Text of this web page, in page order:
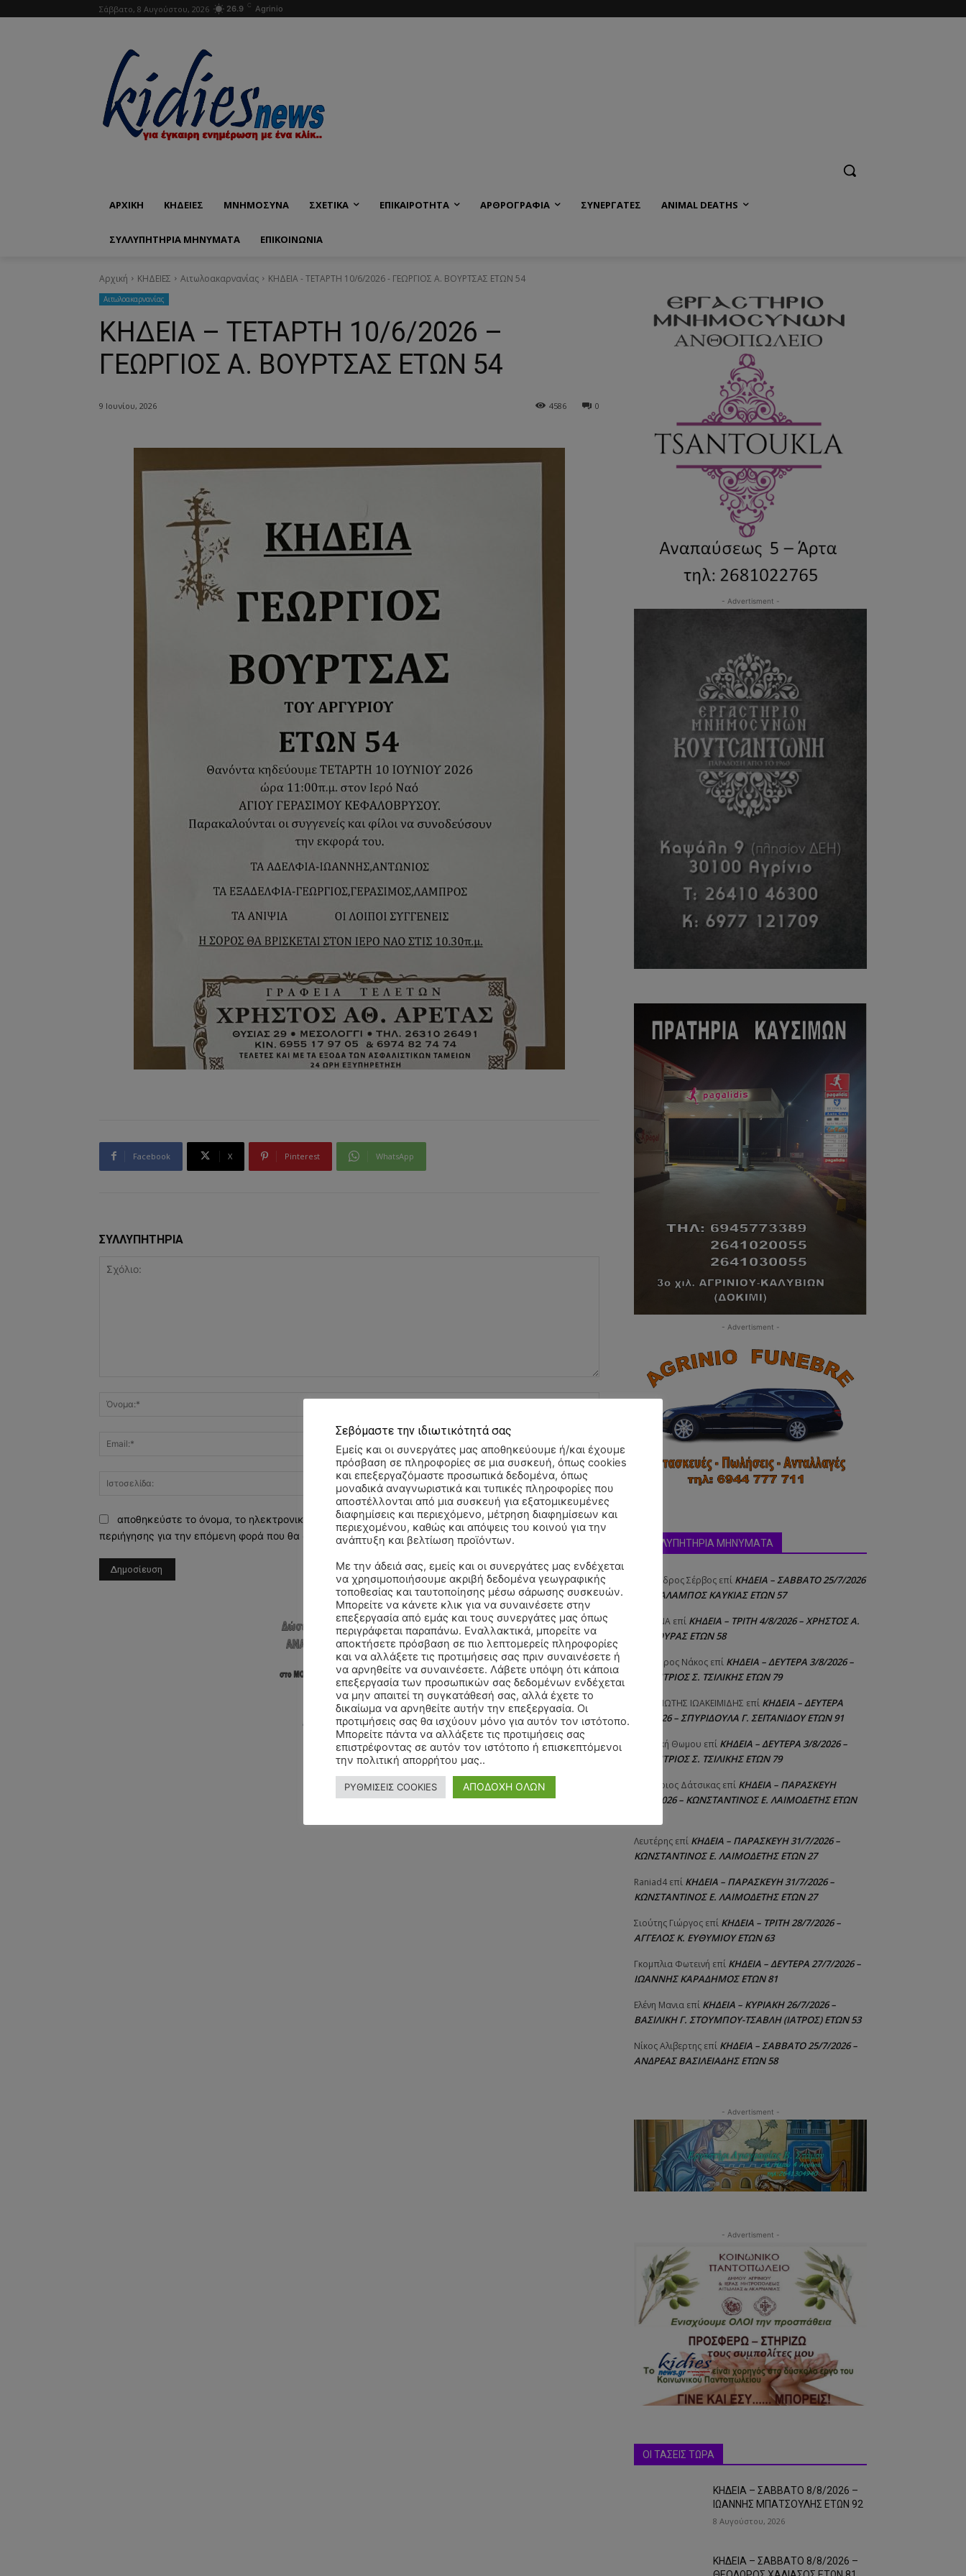
Σάββατο, 8 Αυγούστου, 2026 26.9 C Agrinio
ΑΡΧΙΚΗ ΚΗΔΕΙΕΣ ΜΝΗΜΟΣΥΝΑ ΣΧΕΤΙΚΑ ΕΠΙΚΑΙΡΟΤΗΤΑ ΑΡΘΡΟΓΡΑΦΙΑ ΣΥΝΕΡΓΑΤΕΣ ANIMAL DEATHS
ΣΥΛΛΥΠΗΤΗΡΙΑ ΜΗΝΥΜΑΤΑ ΕΠΙΚΟΙΝΩΝΊΑ
Αρχική ΚΗΔΕΙΕΣ Aιτωλοακαρνανίας ΚΗΔΕΙΑ - ΤΕΤΑΡΤΗ 10/6/2026 - ΓΕΩΡΓΙΟΣ Α. ΒΟΥΡΤΣΑΣ ΕΤΩΝ 54
Aιτωλοακαρνανίας
ΚΗΔΕΙΑ – ΤΕΤΑΡΤΗ 10/6/2026 –
ΓΕΩΡΓΙΟΣ Α. ΒΟΥΡΤΣΑΣ ΕΤΩΝ 54
9 Ιουνίου, 2026 0
4586
Facebook X Pinterest WhatsApp
ΣΥΛΛΥΠΗΤΗΡΙΑ
Όνομα:*
αποθηκεύστε το όνομα, το ηλεκτρονικό ταχυδρομείο και τον ιστότοπό μου σε αυτό το πρόγραμμα
περιήγησης για την επόμενη φορά που θα σχολιάσω.
- Advertisment -
- Advertisment -
ΣΥΛΛΥΠΗΤΗΡΙΑ ΜΗΝΥΜΑΤΑ
Αλέξανδρος Σέρβος επί ΚΗΔΕΙΑ – ΣΑΒΒΑΤΟ 25/7/2026
– ΧΑΡΑΛΑΜΠΟΣ ΚΑΥΚΙΑΣ ΕΤΩΝ 57
ΧΡΙΣΤΙΝΑ επί ΚΗΔΕΙΑ – ΤΡΙΤΗ 4/8/2026 – ΧΡΗΣΤΟΣ Α.
ΠΑΛΙΟΥΡΑΣ ΕΤΩΝ 58
Θεόδωρος Νάκος επί ΚΗΔΕΙΑ – ΔΕΥΤΕΡΑ 3/8/2026 –
ΔΗΜΗΤΡΙΟΣ Σ. ΤΣΙΛΙΚΗΣ ΕΤΩΝ 79
ΠΑΝΑΓΙΩΤΗΣ IΩΑΚΕΙΜΙΔΗΣ επί ΚΗΔΕΙΑ – ΔΕΥΤΕΡΑ
3/8/2026 – ΣΠΥΡΙΔΟΥΛΑ Γ. ΣΕΪΤΑΝΙΔΟΥ ΕΤΩΝ 91
Αγγελική Θωμου επί ΚΗΔΕΙΑ – ΔΕΥΤΕΡΑ 3/8/2026 –
ΔΗΜΗΤΡΙΟΣ Σ. ΤΣΙΛΙΚΗΣ ΕΤΩΝ 79
Δημήτριος Δάτσικας επί ΚΗΔΕΙΑ – ΠΑΡΑΣΚΕΥΗ
31/7/2026 – ΚΩΝΣΤΑΝΤΙΝΟΣ Ε. ΛΑΙΜΟΔΕΤΗΣ ΕΤΩΝ
Λευτέρης επί ΚΗΔΕΙΑ – ΠΑΡΑΣΚΕΥΗ 31/7/2026 –
ΚΩΝΣΤΑΝΤΙΝΟΣ Ε. ΛΑΙΜΟΔΕΤΗΣ ΕΤΩΝ 27
Raniad4 επί ΚΗΔΕΙΑ – ΠΑΡΑΣΚΕΥΗ 31/7/2026 –
ΚΩΝΣΤΑΝΤΙΝΟΣ Ε. ΛΑΙΜΟΔΕΤΗΣ ΕΤΩΝ 27
Σιούτης Γιώργος επί ΚΗΔΕΙΑ – ΤΡΙΤΗ 28/7/2026 –
ΑΓΓΕΛΟΣ Κ. ΕΥΘΥΜΙΟΥ ΕΤΩΝ 63
Γκομπλια Φωτεινή επί ΚΗΔΕΙΑ – ΔΕΥΤΕΡΑ 27/7/2026 –
ΙΩΑΝΝΗΣ ΚΑΡΑΔΗΜΟΣ ΕΤΩΝ 81
Ελένη Μανια επί ΚΗΔΕΙΑ – ΚΥΡΙΑΚΗ 26/7/2026 –
ΒΑΣΙΛΙΚΗ Γ. ΣΤΟΥΜΠΟΥ-ΤΣΑΒΛΗ (ΙΑΤΡΟΣ) ΕΤΩΝ 53
Νίκος Αλιβερτης επί ΚΗΔΕΙΑ – ΣΑΒΒΑΤΟ 25/7/2026 –
ΑΝΔΡΕΑΣ ΒΑΣΙΛΕΙΑΔΗΣ ΕΤΩΝ 58
- Advertisment -
- Advertisment -
ΟΙ ΤΑΣΕΙΣ ΤΩΡΑ
ΚΗΔΕΙΑ – ΣΑΒΒΑΤΟ 8/8/2026 –
ΙΩΑΝΝΗΣ ΜΠΑΤΣΟΥΛΗΣ ΕΤΩΝ 92
8 Αυγούστου, 2026
ΚΗΔΕΙΑ – ΣΑΒΒΑΤΟ 8/8/2026 –
Σεβόμαστε την ιδιωτικότητά σας
Εμείς και οι συνεργάτες μας αποθηκεύουμε ή/και έχουμε
πρόσβαση σε πληροφορίες σε μια συσκευή, όπως cookies
και επεξεργαζόμαστε προσωπικά δεδομένα, όπως
μοναδικά αναγνωριστικά και τυπικές πληροφορίες που
αποστέλλονται από μια συσκευή για εξατομικευμένες
διαφημίσεις και περιεχόμενο, μέτρηση διαφημίσεων και
περιεχομένου, καθώς και απόψεις του κοινού για την
ανάπτυξη και βελτίωση προϊόντων.
Με την άδειά σας, εμείς και οι συνεργάτες μας ενδέχεται
να χρησιμοποιήσουμε ακριβή δεδομένα γεωγραφικής
τοποθεσίας και ταυτοποίησης μέσω σάρωσης συσκευών.
Μπορείτε να κάνετε κλικ για να συναινέσετε στην
επεξεργασία από εμάς και τους συνεργάτες μας όπως
περιγράφεται παραπάνω. Εναλλακτικά, μπορείτε να
αποκτήσετε πρόσβαση σε πιο λεπτομερείς πληροφορίες
και να αλλάξετε τις προτιμήσεις σας πριν συναινέσετε ή
να αρνηθείτε να συναινέσετε. Λάβετε υπόψη ότι κάποια
επεξεργασία των προσωπικών σας δεδομένων ενδέχεται
να μην απαιτεί τη συγκατάθεσή σας, αλλά έχετε το
δικαίωμα να αρνηθείτε αυτήν την επεξεργασία. Οι
προτιμήσεις σας θα ισχύουν μόνο για αυτόν τον ιστότοπο.
Μπορείτε πάντα να αλλάξετε τις προτιμήσεις σας
επιστρέφοντας σε αυτόν τον ιστότοπο ή επισκεπτόμενοι
την πολιτική απορρήτου μας..
ΡΥΘΜΙΣΕΙΣ COOKIES ΑΠΟΔΟΧΗ ΟΛΩΝ